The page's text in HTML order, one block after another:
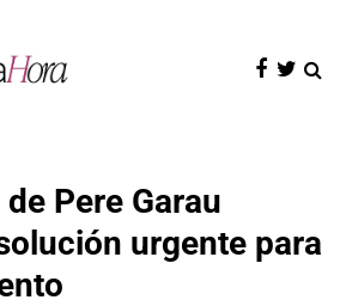
Pere Garau
urgente para